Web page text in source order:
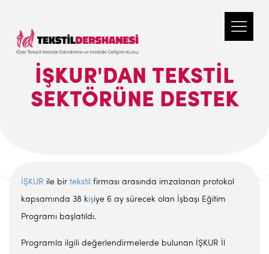
İŞKUR'DAN TEKSTIL
SEKTÖRÜNE DESTEK
İŞKUR ile bir tekstil firması arasında imzalanan protokol
kapsamında 38 kişiye 6 ay sürecek olan İşbaşı Eğitim
Programı başlatıldı.
Programla ilgili değerlendirmelerde bulunan İŞKUR İl